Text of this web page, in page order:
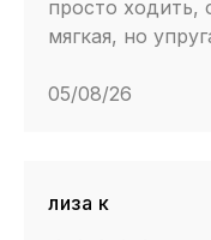
просто ходить,
мягкая, но
05/08/26
лиза к